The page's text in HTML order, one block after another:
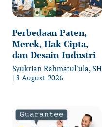
Perbedaan Paten,
Merek, Hak Cipta,
dan Desain Industri
Syukrian Rahmatul'ula, SH
8 August 2026